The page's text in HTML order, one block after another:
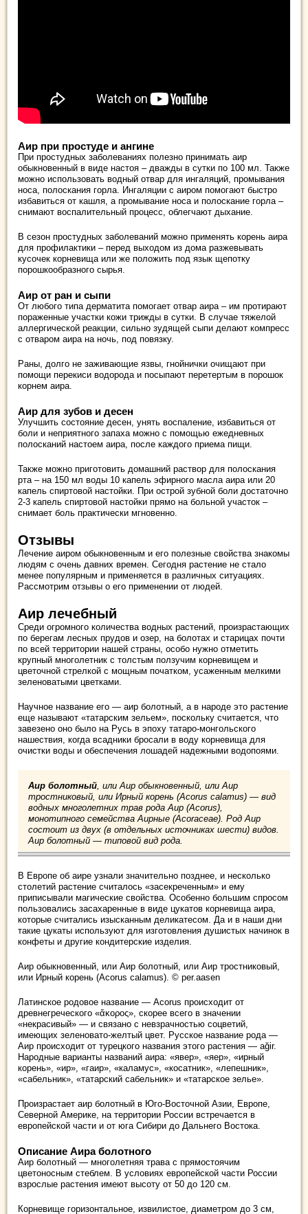
Аир при простуде и ангине
При простудных заболеваниях полезно принимать аир
обыкновенный в виде настоя – дважды в сутки по 100 мл. Также
можно использовать водный отвар для ингаляций, промывания
носа, полоскания горла. Ингаляции с аиром помогают быстро
избавиться от кашля, а промывание носа и полоскание горла –
снимают воспалительный процесс, облегчают дыхание.
В сезон простудных заболеваний можно применять корень аира
для профилактики – перед выходом из дома разжевывать
кусочек корневища или же положить под язык щепотку
порошкообразного сырья.
Аир от ран и сыпи
От любого типа дерматита помогает отвар аира – им протирают
пораженные участки кожи трижды в сутки. В случае тяжелой
аллергической реакции, сильно зудящей сыпи делают компресс
с отваром аира на ночь, под повязку.
Раны, долго не заживающие язвы, гнойнички очищают при
помощи перекиси водорода и посыпают перетертым в порошок
корнем аира.
Аир для зубов и десен
Улучшить состояние десен, унять воспаление, избавиться от
боли и неприятного запаха можно с помощью ежедневных
полосканий настоем аира, после каждого приема пищи.
Также можно приготовить домашний раствор для полоскания
рта – на 150 мл воды 10 капель эфирного масла аира или 20
капель спиртовой настойки. При острой зубной боли достаточно
2-3 капель спиртовой настойки прямо на больной участок –
снимает боль практически мгновенно.
Отзывы
Лечение аиром обыкновенным и его полезные свойства знакомы
людям с очень давних времен. Сегодня растение не стало
менее популярным и применяется в различных ситуациях.
Рассмотрим отзывы о его применении от людей.
Аир лечебный
Среди огромного количества водных растений, произрастающих
по берегам лесных прудов и озер, на болотах и старицах почти
по всей территории нашей страны, особо нужно отметить
крупный многолетник с толстым ползучим корневищем и
цветочной стрелкой с мощным початком, усаженным мелкими
зеленоватыми цветками.
Научное название его — аир болотный, а в народе это растение
еще называют «татарским зельем», поскольку считается, что
завезено оно было на Русь в эпоху татаро-монгольского
нашествия, когда всадники бросали в воду корневища для
очистки воды и обеспечения лошадей надежными водопоями.
Аир болотный, или Аир обыкновенный, или Аир
тростниковый, или Ирный корень (Acorus cаlamus) — вид
водных многолетних трав рода Аир (Acorus),
монотипного семейства Аирные (Acoraceae). Род Аир
состоит из двух (в отдельных источниках шести) видов.
Аир болотный — типовой вид рода.
В Европе об аире узнали значительно позднее, и несколько
столетий растение считалось «засекреченным» и ему
приписывали магические свойства. Особенно большим спросом
пользовались засахаренные в виде цукатов корневища аира,
которые считались изысканным деликатесом. Да и в наши дни
такие цукаты используют для изготовления душистых начинок в
конфеты и другие кондитерские изделия.
Аир обыкновенный, или Аир болотный, или Аир тростниковый,
или Ирный корень (Acorus calamus). © per.aasen
Латинское родовое название — Acorus происходит от
древнегреческого «ἄκορος», скорее всего в значении
«некрасивый» — и связано с невзрачностью соцветий,
имеющих зеленовато-желтый цвет. Русское название рода —
Аир происходит от турецкого названия этого растения — ağir.
Народные варианты названий аира: «явер», «яер», «ирный
корень», «ир», «гаир», «каламус», «косатник», «лепешник»,
«сабельник», «татарский сабельник» и «татарское зелье».
Произрастает аир болотный в Юго-Восточной Азии, Европе,
Северной Америке, на территории России встречается в
европейской части и от юга Сибири до Дальнего Востока.
Описание Аира болотного
Аир болотный — многолетняя трава с прямостоячим
цветоносным стеблем. В условиях европейской части России
взрослые растения имеют высоту от 50 до 120 см.
Корневище горизонтальное, извилистое, диаметром до 3 см,